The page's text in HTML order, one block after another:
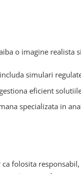
o imagine realista
simulari
eficient
specializata in
folosita